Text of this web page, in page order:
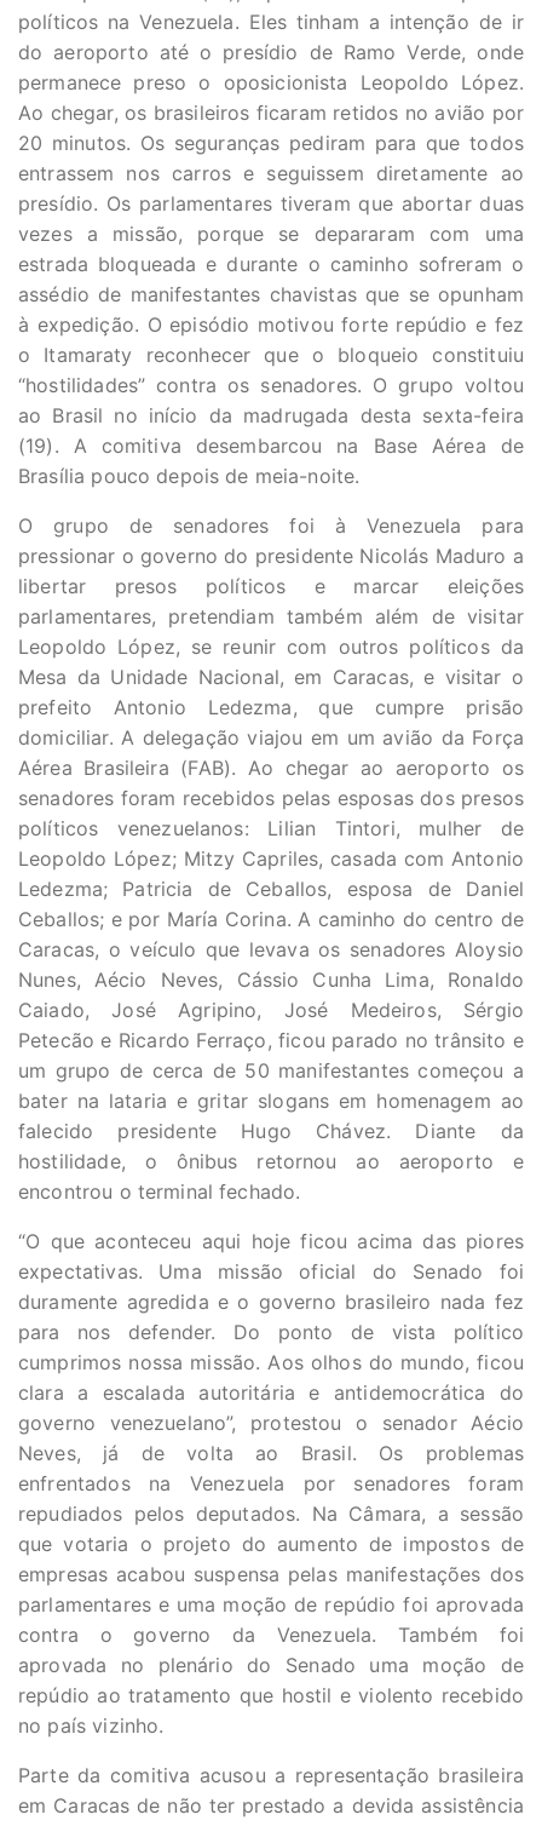
políticos na Venezuela. Eles tinham a intenção de ir
do aeroporto até o presídio de Ramo Verde, onde
permanece preso o oposicionista Leopoldo López.
Ao chegar, os brasileiros ficaram retidos no avião por
20 minutos. Os seguranças pediram para que todos
entrassem nos carros e seguissem diretamente ao
presídio. Os parlamentares tiveram que abortar duas
vezes a missão, porque se depararam com uma
estrada bloqueada e durante o caminho sofreram o
assédio de manifestantes chavistas que se opunham
à expedição. O episódio motivou forte repúdio e fez
o Itamaraty reconhecer que o bloqueio constituiu
“hostilidades” contra os senadores. O grupo voltou
ao Brasil no início da madrugada desta sexta-feira
(19). A comitiva desembarcou na Base Aérea de
Brasília pouco depois de meia-noite.
O grupo de senadores foi à Venezuela para
pressionar o governo do presidente Nicolás Maduro a
libertar presos políticos e marcar eleições
parlamentares, pretendiam também além de visitar
Leopoldo López, se reunir com outros políticos da
Mesa da Unidade Nacional, em Caracas, e visitar o
prefeito Antonio Ledezma, que cumpre prisão
domiciliar. A delegação viajou em um avião da Força
Aérea Brasileira (FAB). Ao chegar ao aeroporto os
senadores foram recebidos pelas esposas dos presos
políticos venezuelanos: Lilian Tintori, mulher de
Leopoldo López; Mitzy Capriles, casada com Antonio
Ledezma; Patricia de Ceballos, esposa de Daniel
Ceballos; e por María Corina. A caminho do centro de
Caracas, o veículo que levava os senadores Aloysio
Nunes, Aécio Neves, Cássio Cunha Lima, Ronaldo
Caiado, José Agripino, José Medeiros, Sérgio
Petecão e Ricardo Ferraço, ficou parado no trânsito e
um grupo de cerca de 50 manifestantes começou a
bater na lataria e gritar slogans em homenagem ao
falecido presidente Hugo Chávez. Diante da
hostilidade, o ônibus retornou ao aeroporto e
encontrou o terminal fechado.
“O que aconteceu aqui hoje ficou acima das piores
expectativas. Uma missão oficial do Senado foi
duramente agredida e o governo brasileiro nada fez
para nos defender. Do ponto de vista político
cumprimos nossa missão. Aos olhos do mundo, ficou
clara a escalada autoritária e antidemocrática do
governo venezuelano”, protestou o senador Aécio
Neves, já de volta ao Brasil. Os problemas
enfrentados na Venezuela por senadores foram
repudiados pelos deputados. Na Câmara, a sessão
que votaria o projeto do aumento de impostos de
empresas acabou suspensa pelas manifestações dos
parlamentares e uma moção de repúdio foi aprovada
contra o governo da Venezuela. Também foi
aprovada no plenário do Senado uma moção de
repúdio ao tratamento que hostil e violento recebido
no país vizinho.
Parte da comitiva acusou a representação brasileira
em Caracas de não ter prestado a devida assistência